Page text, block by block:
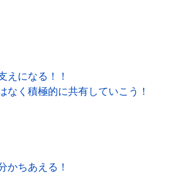
えになる！！
く積極的に共有していこう！
かちあえる！